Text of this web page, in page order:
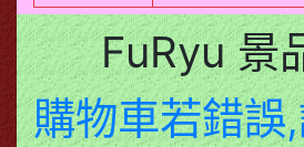
FuRyu 景
購物車若錯誤